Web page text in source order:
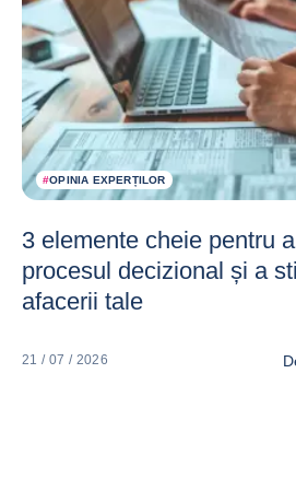
#OPINIA EXPERȚILOR
3 elemente cheie pentru
procesul decizional și a
afacerii tale
21 / 07 / 2026